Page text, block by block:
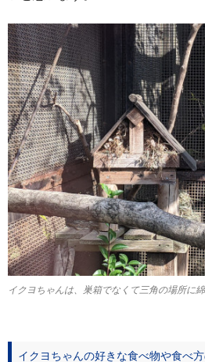
イクヨちゃんは、巣箱でなくて三角の場所に
イクヨちゃんの好きな食べ物や食べ方